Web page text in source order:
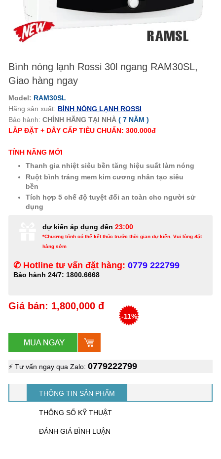
Bình nóng lạnh Rossi 30l ngang RAM30SL,
Giao hàng ngay
Model: RAM30SL
Hãng sản xuất: BÌNH NÓNG LẠNH ROSSI
Bảo hành: CHÍNH HÃNG TẠI NHÀ ( 7 NĂM )
LẮP ĐẶT + DÂY CẤP TIÊU CHUẨN: 300.000đ
TÍNH NĂNG MỚI
Thanh gia nhiệt siêu bền tăng hiệu suất làm nóng
Ruột bình tráng mem kim cương nhân tạo siêu
bền
Tích hợp 5 chế độ tuyệt đối an toàn cho người sử
dụng
dự kiến áp dụng đến23:00
*Chương trình có thể kết thúc trước thời gian dự kiến. Vui lòng đặt
hàng sớm
✆ Hotline tư vấn đặt hàng: 0779 222799
Bảo hành 24/7: 1800.6668
Giá bán: 1,800,000 đ
-11%
⚡ Tư vấn ngay qua Zalo: 0779222799
THÔNG TIN SẢN PHẨM
THÔNG SỐ KỸ THUẬT
ĐÁNH GIÁ BÌNH LUẬN